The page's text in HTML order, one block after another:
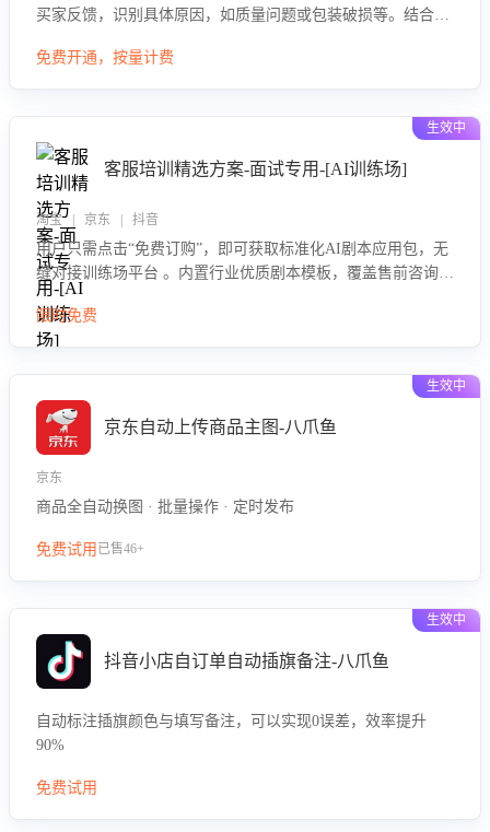
买家反馈，识别具体原因，如质量问题或包装破损等。结合AI
低退款率，提升售后效率。
免费开通，按量计费
生效中
客服培训精选方案-面试专用-[AI训练场]
淘宝 | 京东 | 抖音
用户只需点击“免费订购”，即可获取标准化AI剧本应用包，无
缝对接训练场平台 。内置行业优质剧本模板，覆盖售前咨询、
售后处理等全场景，消除复杂部署流程，节省90%的初始化时
间，助力企业快速启动智能客服训练
限时免费
生效中
京东自动上传商品主图-八爪鱼
京东
商品全自动换图 · 批量操作 · 定时发布
免费试用 已售46+
生效中
抖音小店自订单自动插旗备注-八爪鱼
自动标注插旗颜色与填写备注，可以实现0误差，效率提升
90%
免费试用